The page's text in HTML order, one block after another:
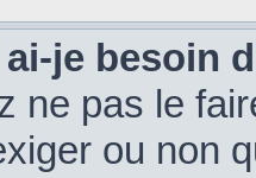
je besoin
ne pas le
ou non